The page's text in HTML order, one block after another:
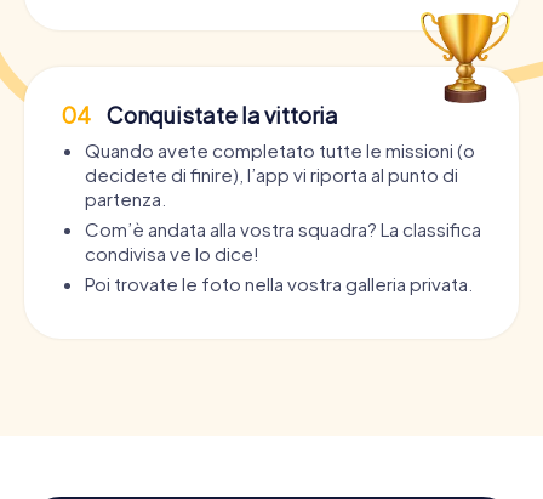
04 Conquistate la vittoria
Quando avete completato tutte le missioni (o
decidete di finire), l’app vi riporta al punto di
partenza.
Com’è andata alla vostra squadra? La classifica
condivisa ve lo dice!
Poi trovate le foto nella vostra galleria privata.